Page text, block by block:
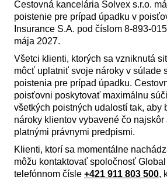
Cestovná kancelária Solvex s.r.o.
poistenie pre prípad úpadku v
Insurance S.A. pod číslom 8-893-
mája 2027.
Všetci klienti, ktorých sa vzniknutá
môcť uplatniť svoje nároky v súlade
poistenia pre prípad úpadku.
poisťovni poskytovať maximálnu
všetkých poistných udalostí tak, aby
nároky klientov vybavené čo najskôr
platnými právnymi predpismi.
Klienti, ktorí sa momentálne
môžu kontaktovať spoločnosť
telefónnom čísle +421 911 803 500,